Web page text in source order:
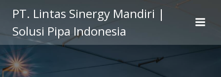
to
content
PT. Lintas Sinergy Mandiri |
Solusi Pipa Indonesia